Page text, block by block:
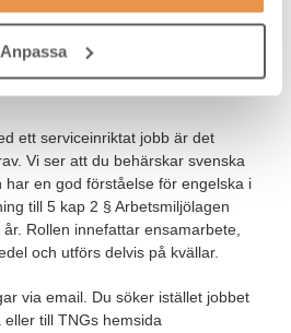
Anpassa
jobbet på Fitness24Seven
ett serviceinriktat jobb är det
Vi ser att du behärskar svenska
har en god förståelse för engelska i
till 5 kap 2 § Arbetsmiljölagen
Rollen innefattar ensamarbete,
och utförs delvis på kvällar.
via email. Du söker istället jobbet
till TNGs hemsida